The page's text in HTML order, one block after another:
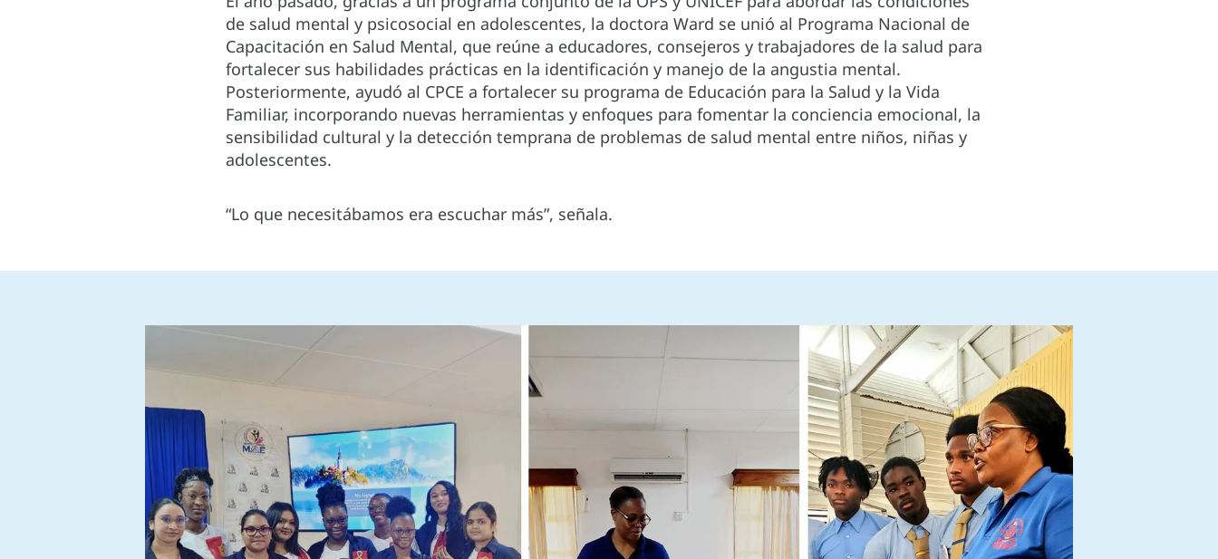
de salud mental y psicosocial en adolescentes, la doctora Ward se unió al Programa Nacional de
Capacitación en Salud Mental, que reúne a educadores, consejeros y trabajadores de la salud para
fortalecer sus habilidades prácticas en la identificación y manejo de la angustia mental.
Posteriormente, ayudó al CPCE a fortalecer su programa de Educación para la Salud y la Vida
Familiar, incorporando nuevas herramientas y enfoques para fomentar la conciencia emocional, la
sensibilidad cultural y la detección temprana de problemas de salud mental entre niños, niñas y
adolescentes.
“Lo que necesitábamos era escuchar más”, señala.